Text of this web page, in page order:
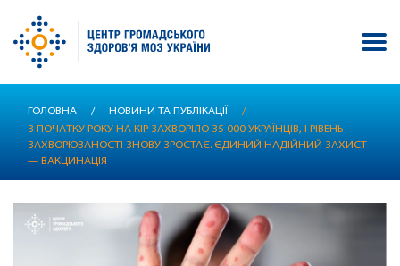
вмісту
ГОЛОВНА / НОВИНИ ТА ПУБЛІКАЦІЇ
/
З ПОЧАТКУ РОКУ НА КІР ЗАХВОРІЛО 35 000 УКРАЇНЦІВ, І РІВЕНЬ
ЗАХВОРЮВАНОСТІ ЗНОВУ ЗРОСТАЄ. ЄДИНИЙ НАДІЙНИЙ ЗАХИСТ
— ВАКЦИНАЦІЯ